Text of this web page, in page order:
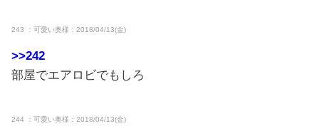
243 ：可愛い奥様：2018/04/13(金)
>>242
部屋でエアロビでもしろ
244 ：可愛い奥様：2018/04/13(金)